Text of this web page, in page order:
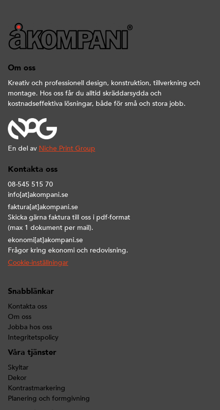
Om oss
Kreativ och professionell design, konstruktion, tillverkning och
montage. Hos oss får du alltid skräddarsydda och
kostnadseffektiva lösningar, både för små och stora jobb.
En del av Niche Print Group
Kontakta oss
08-545 515 70
info[at]akompani.se
faktura[at]akompani.se
Skicka gärna faktura till oss i pdf-format
(max 1 dokument per mail).
ekonomi[at]akompani.se
Frågor kring ekonomi och redovisning.
Cookie-inställningar
Snabblänkar
Kontakta oss
Om oss
Jobba hos oss
Integritetspolicy
Våra tjänster
Skyltar
Dekor
Kontrastmarkering
Planering och formgivning